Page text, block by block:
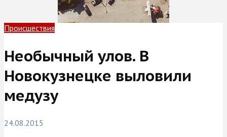
Происшествия
Необычный улов. В
Новокузнецке выловили
медузу
24.08.2015